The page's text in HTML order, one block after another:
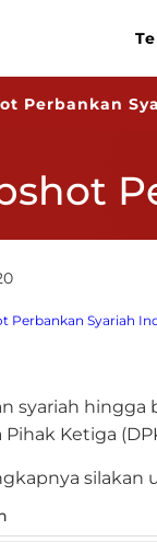
Perbankan
Perbankan Syariah
syariah hingga
Pihak Ketiga
silakan